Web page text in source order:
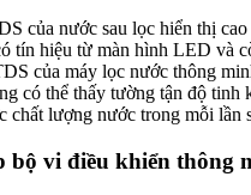
của nước sau lọc hiển thị
tín hiệu từ màn hình LED và
của máy lọc nước thông
có thể thấy tường tận độ tinh
chất lượng nước trong mỗi lần
bộ vi điều khiển thông